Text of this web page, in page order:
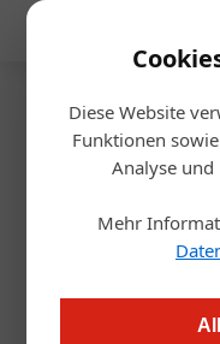
Diese Website
Funktionen
Analyse
Mehr
Wiener